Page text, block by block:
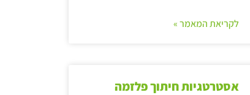
לקריאת המאמר »
אסטרטגיות חיתוך פלזמה